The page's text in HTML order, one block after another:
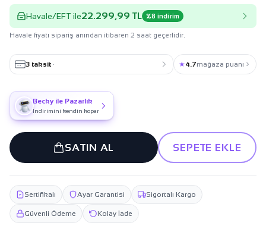
Havale/EFT ile22.299,99 TL %8 indirim
Havale fiyatı sipariş anından itibaren 2 saat geçerlidir.
3 taksit · ★4.7mağaza puanı
Becky ile Pazarlık
İndirimini kendin kopar
SATIN AL SEPETE EKLE
Sertifikalı Ayar Garantisi Sigortalı Kargo
Güvenli Ödeme Kolay İade